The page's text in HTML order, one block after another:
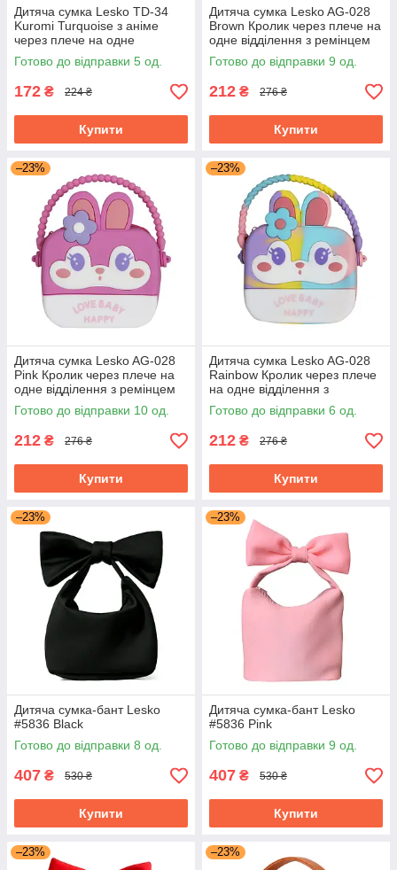
Дитяча сумка Lesko TD-34
Kuromi Turquoise з аніме
через плече на одне
відділення з ремінцем
Готово до відправки 5 од.
172 ₴ 224 ₴
Купити
Дитяча сумка Lesko AG-028
Brown Кролик через плече на
одне відділення з ремінцем
силіконова
Готово до відправки 9 од.
212 ₴ 276 ₴
Купити
–23%
Дитяча сумка Lesko AG-028
Pink Кролик через плече на
одне відділення з ремінцем
силіконова
Готово до відправки 10 од.
212 ₴ 276 ₴
Купити
–23%
Дитяча сумка Lesko AG-028
Rainbow Кролик через плече
на одне відділення з
ремінцем силіконова
Готово до відправки 6 од.
212 ₴ 276 ₴
Купити
–23%
Дитяча сумка-бант Lesko
#5836 Black
Готово до відправки 8 од.
407 ₴ 530 ₴
Купити
–23%
Дитяча сумка-бант Lesko
#5836 Pink
Готово до відправки 9 од.
407 ₴ 530 ₴
Купити
–23% –23%